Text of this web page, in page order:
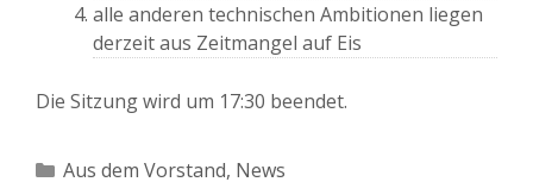
alle anderen technischen Ambitionen liegen
derzeit aus Zeitmangel auf Eis
Die Sitzung wird um 17:30 beendet.
Kategorien
Aus dem Vorstand, News